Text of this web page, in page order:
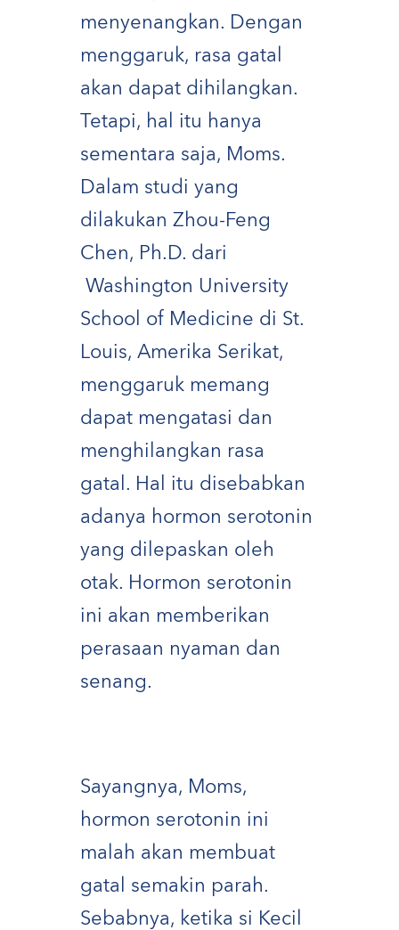
menyenangkan. Dengan
menggaruk, rasa gatal
akan dapat dihilangkan.
Tetapi, hal itu hanya
sementara saja, Moms.
Dalam studi yang
dilakukan Zhou-Feng
Chen, Ph.D. dari
Washington University
School of Medicine di St.
Louis, Amerika Serikat,
menggaruk memang
dapat mengatasi dan
menghilangkan rasa
gatal. Hal itu disebabkan
adanya hormon serotonin
yang dilepaskan oleh
otak. Hormon serotonin
ini akan memberikan
perasaan nyaman dan
senang.
Sayangnya, Moms,
hormon serotonin ini
malah akan membuat
gatal semakin parah.
Sebabnya, ketika si Kecil